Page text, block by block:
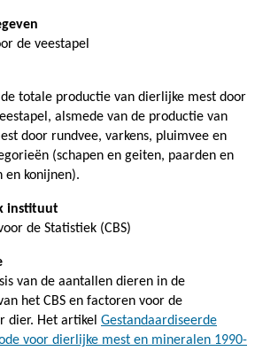
de veestapel
totale productie van dierlijke mest door
alsmede van de productie van
door rundvee, varkens, pluimvee en
(schapen en geiten, paarden en
en konijnen).
instituut
de Statistiek (CBS)
van de aantallen dieren in de
het CBS en factoren voor de
dier. Het artikel Gestandaardiseerde
voor dierlijke mest en mineralen 1990-